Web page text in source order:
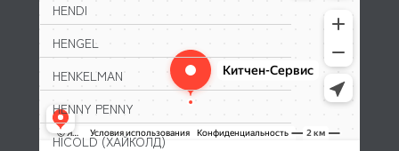
HENDI
HENGEL
HENKELMAN
HENNY PENNY
HICOLD (ХАЙКОЛД)